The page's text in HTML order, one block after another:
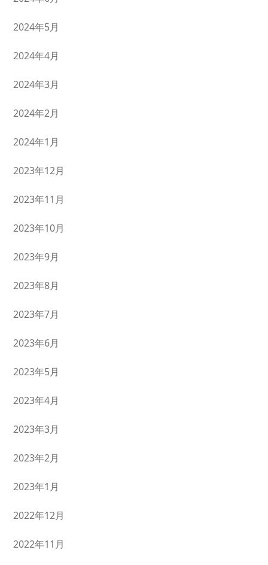
2024年5月
2024年4月
2024年3月
2024年2月
2024年1月
2023年12月
2023年11月
2023年10月
2023年9月
2023年8月
2023年7月
2023年6月
2023年5月
2023年4月
2023年3月
2023年2月
2023年1月
2022年12月
2022年11月